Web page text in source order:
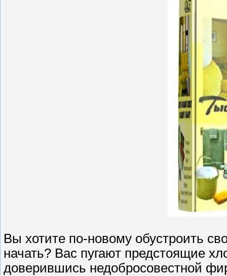
Вы хотите по-новому обустроить
начать? Вас пугают предстоящие
доверившись недобросовестной